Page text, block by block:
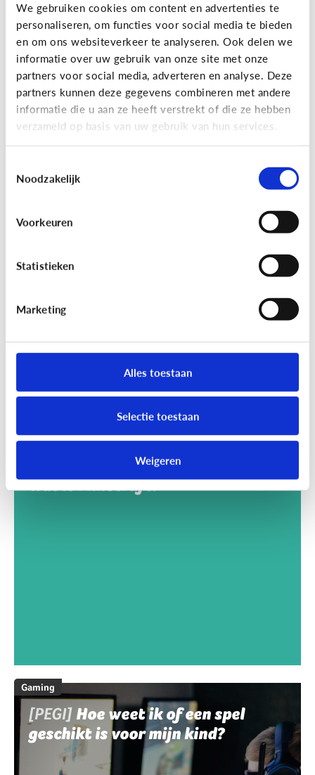
We gebruiken cookies om content en advertenties te
personaliseren, om functies voor social media te bieden
en om ons websiteverkeer te analyseren. Ook delen we
informatie over uw gebruik van onze site met onze
partners voor social media, adverteren en analyse. Deze
partners kunnen deze gegevens combineren met andere
informatie die u aan ze heeft verstrekt of die ze hebben
verzameld op basis van uw gebruik van hun services.
Noodzakelijk
Voorkeuren
Statistieken
Marketing
Alles toestaan
Selectie toestaan
Weigeren
Wat is Fall Guys?
Gaming
[Video] Gamet mijn kind teveel?
Wat is Minecraft?
Gaming
[PEGI] Hoe weet ik of een spel
geschikt is voor mijn kind?